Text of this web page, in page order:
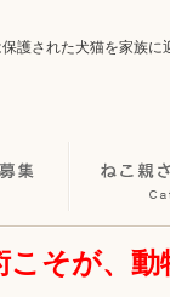
護された犬猫を家族
そが、